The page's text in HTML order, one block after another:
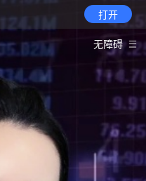
打开
无障碍